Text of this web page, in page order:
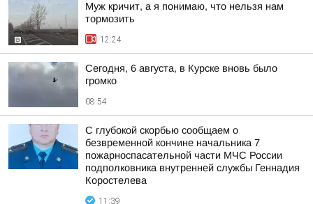
Муж кричит, а я понимаю, что нельзя нам
тормозить
12:24
Сегодня, 6 августа, в Курске вновь было
громко
08:54
С глубокой скорбью сообщаем о
безвременной кончине начальника 7
пожарноспасательной части МЧС России
подполковника внутренней службы Геннадия
Коростелева
11:39